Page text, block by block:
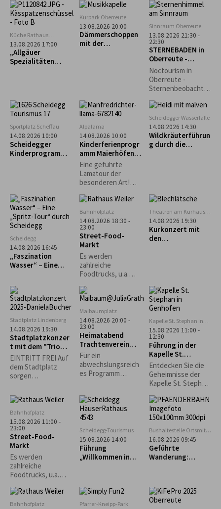
Schwärzler auf dem
Ihlingshof. Bitte
Getränk mitbringen!
Küche Rathaus
Scheidegg
13.08.2026 17:00
„Allgäuer
Spezialitäten
Kurpark Oberreute
13.08.2026 20:00
Dämmerschoppen
mit der
Sinnraum Oberreute
13.08.2026 21:30 -
22:30
STERNEBADEN in
Oberreute -
Perseiden-
Beobachtung
Noctourism in
Oberreute -
Sternenbeobachtu
Gemeinsam
schauen wir in den
Nachthimmel und
entdecken die
Schönheiten des
Nachthimmels.
Sportplatz Scheffau
14.08.2026 10:00
Scheidegger
Kinderprogramm:
Alpalama
14.08.2026 10:00
Kinderferienprogr
amm Maierhöfen:
Alpalama Familien-
Erlebniszeit
Eine geführte
Lamatour der
besonderen Art!
Familien Pro Familie
60 €.
Scheidegger Wasserfälle
14.08.2026 14:30
Wildkräuterführun
g durch die
Scheidegg
14.08.2026 16:45
„Faszination
Wasser“ – Eine
Bahnhofplatz
14.08.2026 18:30 -
23:00
Street-Food-
Markt
Es werden
zahlreiche
Foodtrucks, u.a.
asiatisch und vieles
mehr erwartet.
Theatron am Kurhaus
Scheidegg
14.08.2026 19:30
Kurkonzert mit
den
Stadtplatz Lindenberg
14.08.2026 19:30
Stadtplatzkonzer
t mit dem "Trio
Spontan"
EINTRITT FREI Auf
dem Stadtplatz
sorgen
Vereine für
Sitzgelegenheiten
und das leibliche
Wohl. *Die
Veranstaltung
findet nur bei
trockenem Wetter
statt.*
Maibaumplatz
14.08.2026 20:00 -
23:00
Heimatabend
Trachtenverein
Stiefenhofen
Für ein
abwechslungsreich
es Programm
Kindergruppe und
die aktiven Plattler.
Kapelle St. Stephan in
Genhofen
15.08.2026 11:00 -
12:30
Führung in der
Kapelle St.
Stephan in
Genhofen
Entdecken Sie die
Geheimnisse der
Kapelle St. Stephan
einer exklusiven
Führung mit
Heimatpfleger
Georg King!
Bahnhofplatz
15.08.2026 11:00 -
23:00
Street-Food-
Markt
Es werden
zahlreiche
Foodtrucks, u.a.
asiatisch und vieles
mehr erwartet.
Scheidegg-Tourismus
15.08.2026 14:00
Führung
„Willkommen in
Bushaltestelle Ortsmitte
Scheidegg
16.08.2026 09:45
Geführte
Wanderung:
Bahnhofplatz Pfarrer-Kneipp-Park